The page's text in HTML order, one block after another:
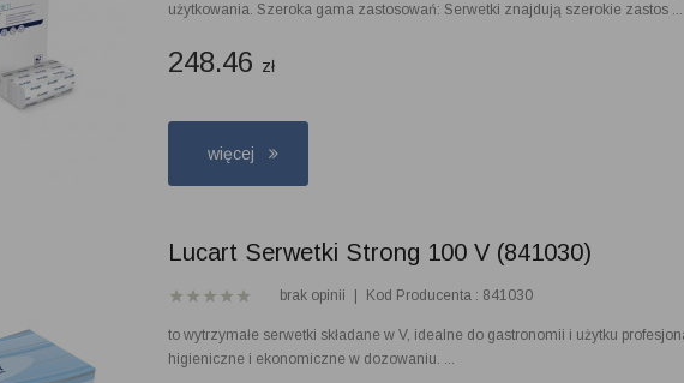
użytkowania. Szeroka gama zastosowań: Serwetki znajdują szerokie zastos ...
248.46 zł
więcej
Lucart Serwetki Strong 100 V (841030)
brak opinii Kod Producenta : 841030
to wytrzymałe serwetki składane w V, idealne do gastronomii i użytku
higieniczne i ekonomiczne w dozowaniu. ...